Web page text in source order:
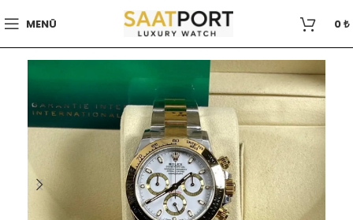
MENÜ 0₺